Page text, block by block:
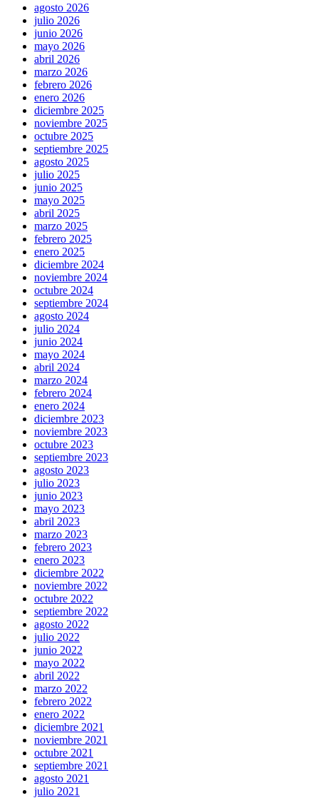
agosto 2026
julio 2026
junio 2026
mayo 2026
abril 2026
marzo 2026
febrero 2026
enero 2026
diciembre 2025
noviembre 2025
octubre 2025
septiembre 2025
agosto 2025
julio 2025
junio 2025
mayo 2025
abril 2025
marzo 2025
febrero 2025
enero 2025
diciembre 2024
noviembre 2024
octubre 2024
septiembre 2024
agosto 2024
julio 2024
junio 2024
mayo 2024
abril 2024
marzo 2024
febrero 2024
enero 2024
diciembre 2023
noviembre 2023
octubre 2023
septiembre 2023
agosto 2023
julio 2023
junio 2023
mayo 2023
abril 2023
marzo 2023
febrero 2023
enero 2023
diciembre 2022
noviembre 2022
octubre 2022
septiembre 2022
agosto 2022
julio 2022
junio 2022
mayo 2022
abril 2022
marzo 2022
febrero 2022
enero 2022
diciembre 2021
noviembre 2021
octubre 2021
septiembre 2021
agosto 2021
julio 2021